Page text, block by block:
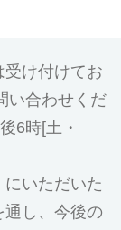
受け付けてお
い合わせくだ
6時[土・
にいただいた
通し、今後の